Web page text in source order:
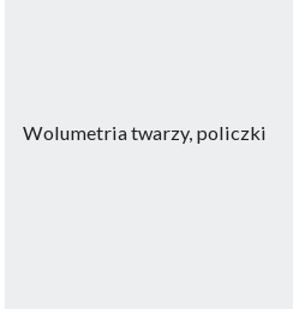
Wolumetria twarzy, policzki